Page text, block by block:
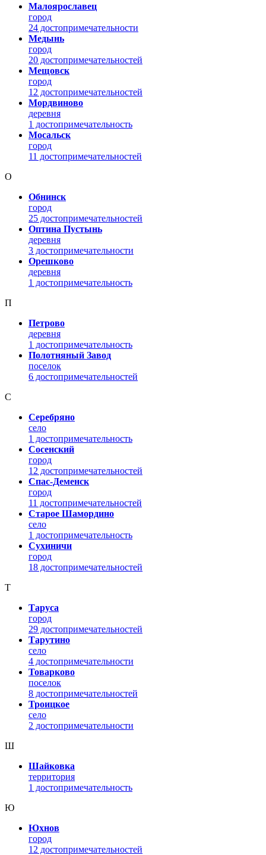
Малоярославец
город
24 достопримечательности
Медынь
город
20 достопримечательностей
Мещовск
город
12 достопримечательностей
Мордвиново
деревня
1 достопримечательность
Мосальск
город
11 достопримечательностей
О
Обнинск
город
25 достопримечательностей
Оптина Пустынь
деревня
3 достопримечательности
Орешково
деревня
1 достопримечательность
П
Петрово
деревня
1 достопримечательность
Полотняный Завод
поселок
6 достопримечательностей
С
Серебряно
село
1 достопримечательность
Сосенский
город
12 достопримечательностей
Спас-Деменск
город
11 достопримечательностей
Старое Шамордино
село
1 достопримечательность
Сухиничи
город
18 достопримечательностей
Т
Таруса
город
29 достопримечательностей
Тарутино
село
4 достопримечательности
Товарково
поселок
8 достопримечательностей
Троицкое
село
2 достопримечательности
Ш
Шайковка
территория
1 достопримечательность
Ю
Юхнов
город
12 достопримечательностей